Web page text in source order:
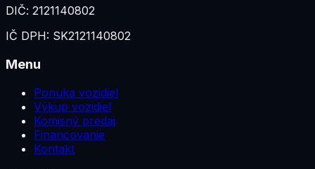
DIČ: 2121140802
IČ DPH: SK2121140802
Menu
Ponuka vozidiel
Výkup vozidiel
Komisný predaj
Financovanie
Kontakt